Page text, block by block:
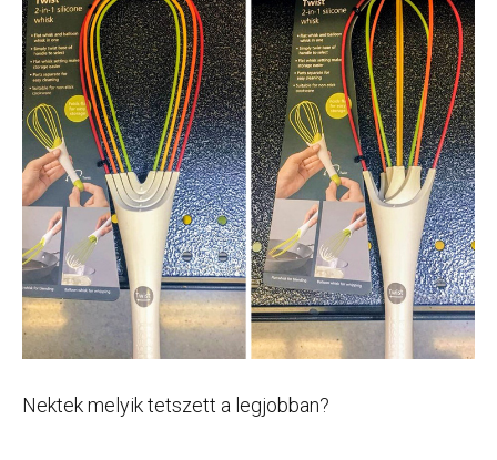
Nektek melyik tetszett a legjobban?